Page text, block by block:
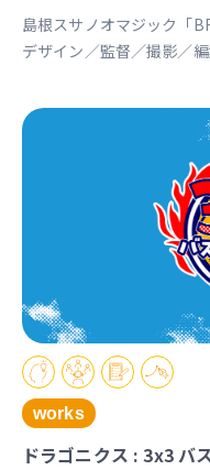
島根スサノオマジック「
デザイン／監督／撮影／編
works
ドラゴニクス : 3x3 バ